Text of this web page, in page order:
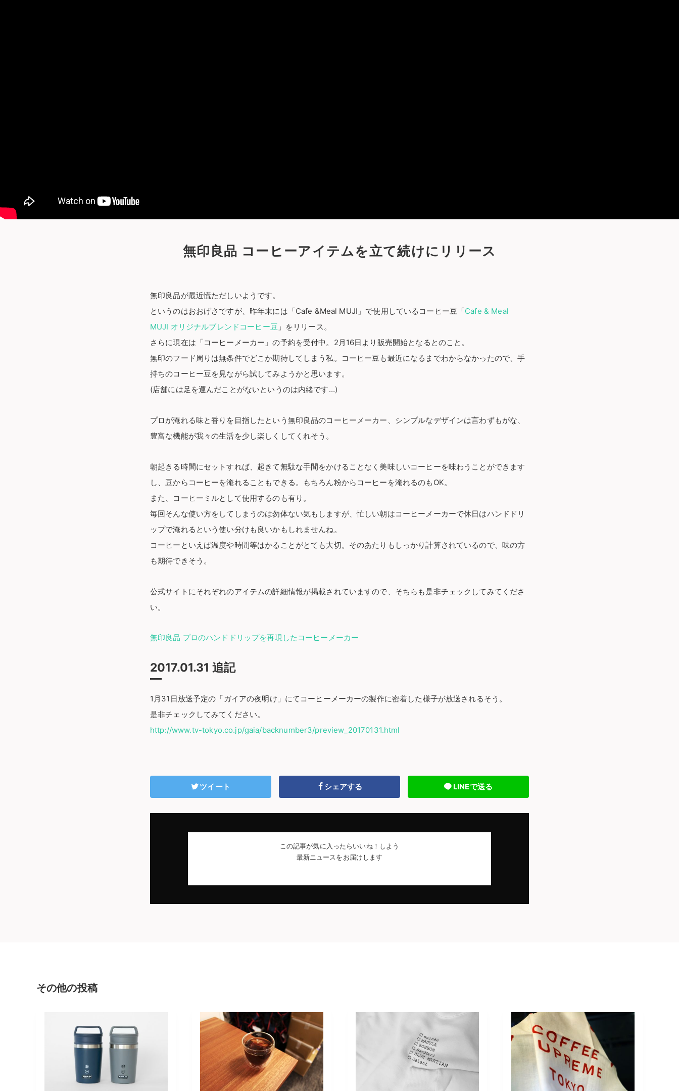
無印良品 コーヒーアイテムを立て続けにリリース
無印良品が最近慌ただしいようです。
というのはおおげさですが、昨年末には「Cafe &Meal MUJI」で使用しているコーヒー豆「Cafe & Meal
MUJI オリジナルブレンドコーヒー豆」をリリース。
さらに現在は「コーヒーメーカー」の予約を受付中。2月16日より販売開始となるとのこと。
無印のフード周りは無条件でどこか期待してしまう私。コーヒー豆も最近になるまでわからなかったので、手
持ちのコーヒー豆を見ながら試してみようかと思います。
(店舗には足を運んだことがないというのは内緒です…)
プロが淹れる味と香りを目指したという無印良品のコーヒーメーカー、シンプルなデザインは言わずもがな、
豊富な機能が我々の生活を少し楽しくしてくれそう。
朝起きる時間にセットすれば、起きて無駄な手間をかけることなく美味しいコーヒーを味わうことができます
し、豆からコーヒーを淹れることもできる。もちろん粉からコーヒーを淹れるのもOK。
また、コーヒーミルとして使用するのも有り。
毎回そんな使い方をしてしまうのは勿体ない気もしますが、忙しい朝はコーヒーメーカーで休日はハンドドリ
ップで淹れるという使い分けも良いかもしれませんね。
コーヒーといえば温度や時間等はかることがとても大切。そのあたりもしっかり計算されているので、味の方
も期待できそう。
公式サイトにそれぞれのアイテムの詳細情報が掲載されていますので、そちらも是非チェックしてみてくださ
い。
無印良品 プロのハンドドリップを再現したコーヒーメーカー
2017.01.31 追記
1月31日放送予定の「ガイアの夜明け」にてコーヒーメーカーの製作に密着した様子が放送されるそう。
是非チェックしてみてください。
http://www.tv-tokyo.co.jp/gaia/backnumber3/preview_20170131.html
ツイート シェアする LINEで送る
この記事が気に入ったらいいね！しよう
最新ニュースをお届けします
その他の投稿